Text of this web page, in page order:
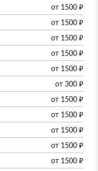
от 1500 ₽
от 1500 ₽
от 1500 ₽
от 1500 ₽
от 1500 ₽
от 300 ₽
от 1500 ₽
от 1500 ₽
от 1500 ₽
от 1500 ₽
от 1500 ₽